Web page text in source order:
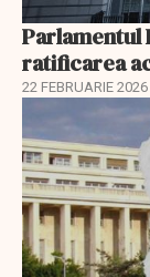
Parlamentul
ratificarea
22 FEBRUARIE 2026